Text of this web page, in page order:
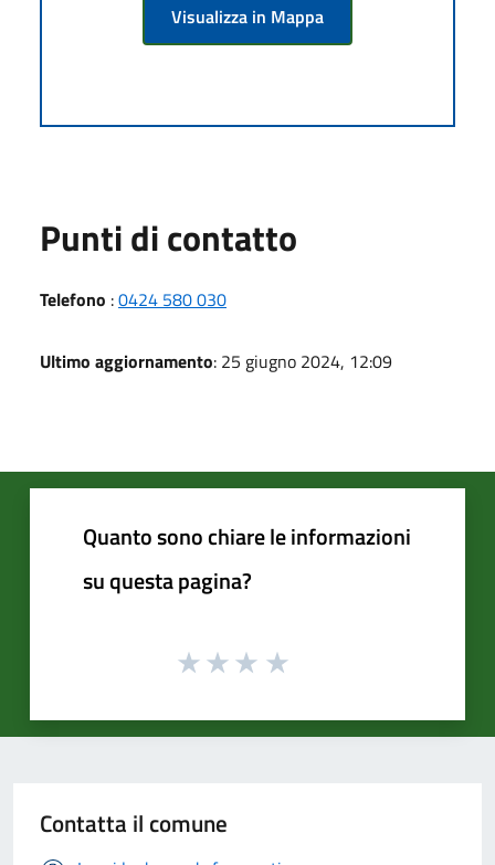
Visualizza in Mappa
Punti di contatto
Telefono :0424 580 030
Ultimo aggiornamento: 25 giugno 2024, 12:09
Quanto sono chiare le informazioni
su questa pagina?
Contatta il comune